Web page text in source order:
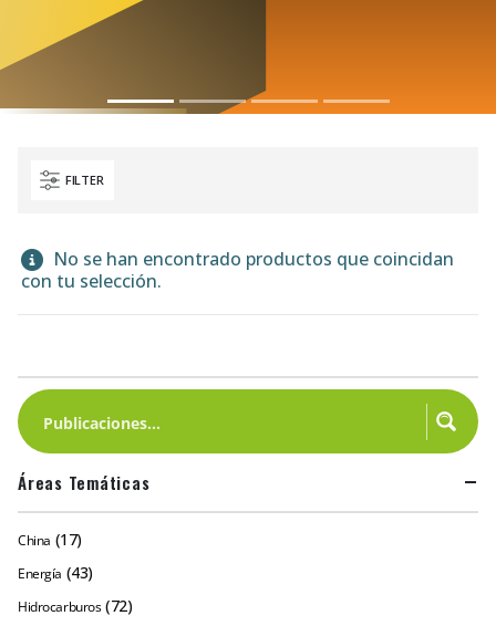
FILTER
No se han encontrado productos que coincidan
con tu selección.
Áreas Temáticas
China (17)
Energía (43)
Hidrocarburos (72)